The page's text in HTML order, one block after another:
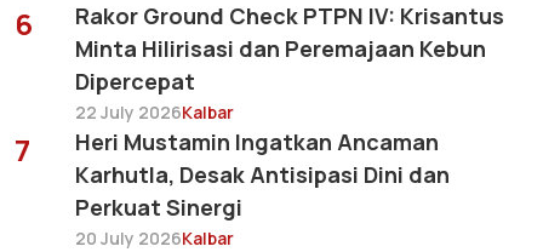
6
Rakor Ground Check PTPN IV: Krisantus
Minta Hilirisasi dan Peremajaan Kebun
Dipercepat
22 July 2026Kalbar
7
Heri Mustamin Ingatkan Ancaman
Karhutla, Desak Antisipasi Dini dan
Perkuat Sinergi
20 July 2026Kalbar